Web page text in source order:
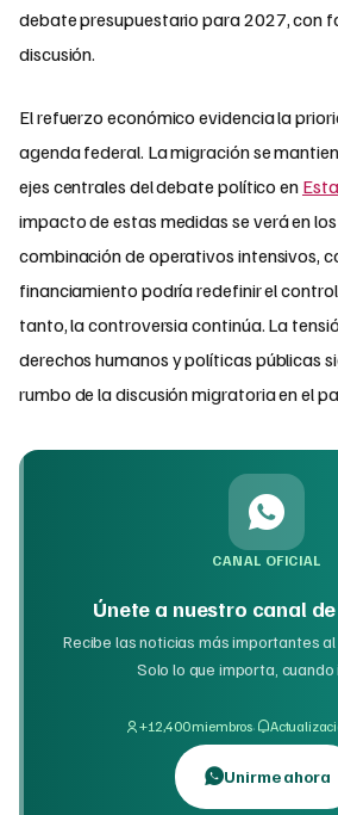
debate presupuestario para 2027, con
discusión.
El refuerzo económico evidencia la
agenda federal. La migración se
ejes centrales del debate político en
impacto de estas medidas se verá en
combinación de operativos intensivos,
financiamiento podría redefinir el
tanto, la controversia continúa. La
derechos humanos y políticas públicas
rumbo de la discusión migratoria en el
CANAL OFICIAL
Únete a nuestro canal
Recibe las noticias más importantes al
Solo lo que importa, cuando
+12,400 miembros·
Unirme ahora